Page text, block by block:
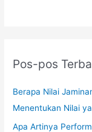
Pos-pos
Berapa Nilai
Menentukan Nilai
Apa Artinya